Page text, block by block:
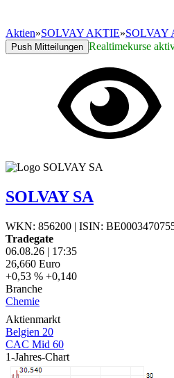
Aktien»SOLVAY AKTIE»SOLVAY
Push Mitteilungen Realtimekurse
SOLVAY SA
WKN: 856200 | ISIN:
Tradegate
06.08.26 | 17:35
26,660 Euro
+0,53 % +0,140
Branche
Chemie
Aktienmarkt
Belgien 20
CAC Mid 60
1-Jahres-Chart